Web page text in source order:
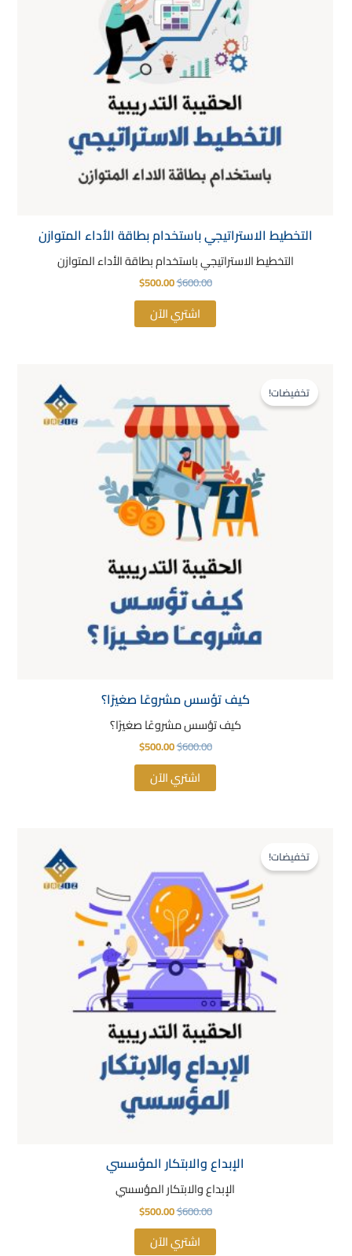
التخطيط الاستراتيجي باستخدام بطاقة الأداء المتوازن
التخطيط الاستراتيجي باستخدام بطاقة الأداء المتوازن
$600.00
$500.00
اشتري الآن
تخفيضات!
كيف تؤسس مشروعًا صغيرًا؟
كيف تؤسس مشروعًا صغيرًا؟
$600.00
$600.00.
$500.00
هو:
$500.00.
اشتري الآن
تخفيضات!
الإبداع والابتكار المؤسسي
الإبداع والابتكار المؤسسي
$600.00
$600.00.
$500.00
اشتري الآن